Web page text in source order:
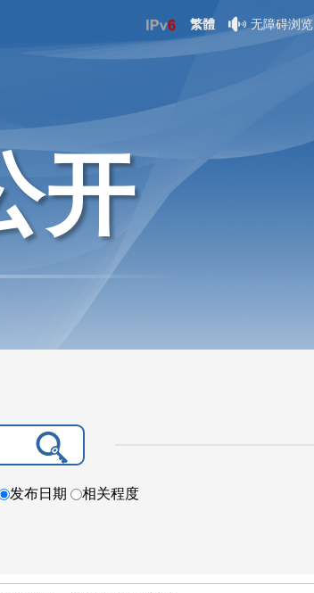
繁體 无障碍浏览
开
发布日期 相关程度